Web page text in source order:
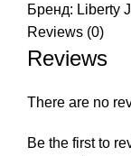
Бренд: Liberty
Reviews (0)
Reviews
There are no
Be the first to